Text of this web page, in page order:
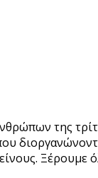
της
Ξέρουμε